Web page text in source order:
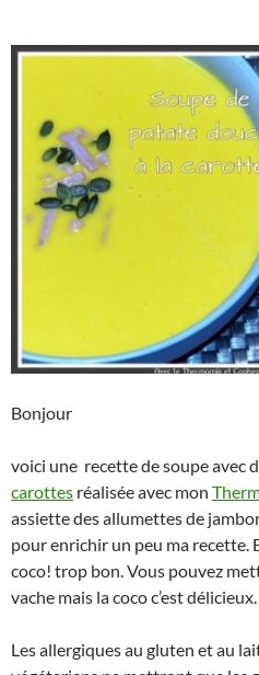
Bonjour
voici une recette de soupe avec
carottes réalisée avec mon
assiette des allumettes de
pour enrichir un peu ma recette.
coco! trop bon. Vous pouvez
vache mais la coco c’est délicieux.
Les allergiques au gluten et au